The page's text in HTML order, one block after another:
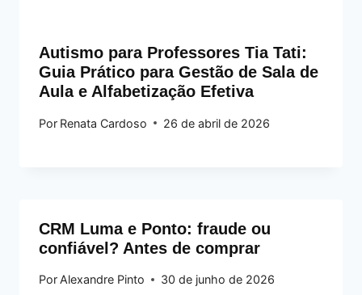
Autismo para Professores Tia Tati:
Guia Prático para Gestão de Sala de
Aula e Alfabetização Efetiva
Por Renata Cardoso 26 de abril de 2026
CRM Luma e Ponto: fraude ou
confiável? Antes de comprar
Por Alexandre Pinto 30 de junho de 2026